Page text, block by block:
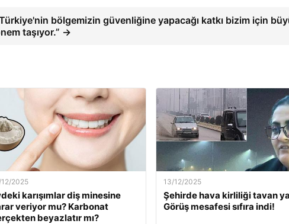
bölgemizin güvenliğine yapacağı katkı bizim için
taşıyor.” →
12/2025
karışımlar diş minesine
veriyor mu? Karbonat
beyazlatır mı?
13/12/2025
Şehirde hava kirliliği tavan
Görüş mesafesi sıfıra indi!